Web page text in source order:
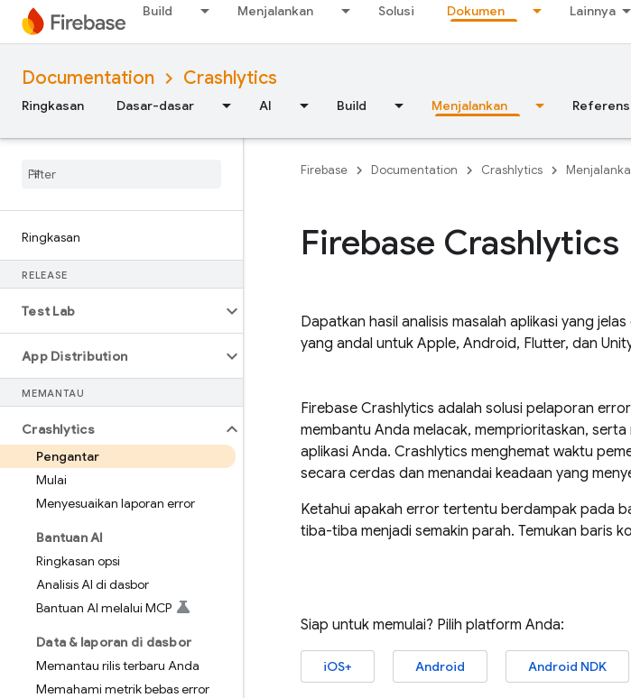
Build Menjalankan Solusi Dokumen Lainnya
Documentation Crashlytics
Ringkasan Dasar-dasar AI Build Menjalankan
Ringkasan
RELEASE
Test Lab
App Distribution
MEMANTAU
Crashlytics
Pengantar
Mulai
Menyesuaikan laporan error
Bantuan AI
Ringkasan opsi
Analisis AI di dasbor
Bantuan AI melalui MCP
Data & laporan di dasbor
Memantau rilis terbaru Anda
Memahami metrik bebas error
Firebase Documentation Crashlytics
Firebase Crashlytics
Dapatkan hasil analisis masalah aplikasi yang
yang andal untuk Apple, Android, Flutter, dan
Firebase Crashlytics adalah solusi pelaporan
membantu Anda melacak, memprioritaskan,
aplikasi Anda. Crashlytics menghemat waktu
secara cerdas dan menandai keadaan yang
Ketahui apakah error tertentu berdampak pada
tiba-tiba menjadi semakin parah. Temukan baris
Siap untuk memulai? Pilih platform Anda:
iOS+ Android Android NDK